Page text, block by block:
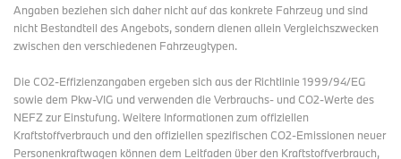
Angaben beziehen sich daher nicht auf das konkrete Fahrzeug und sind
nicht Bestandteil des Angebots, sondern dienen allein Vergleichszwecken
zwischen den verschiedenen Fahrzeugtypen.
Die CO2-Effizienzangaben ergeben sich aus der Richtlinie 1999/94/EG
sowie dem Pkw-VIG und verwenden die Verbrauchs- und CO2-Werte des
NEFZ zur Einstufung. Weitere Informationen zum offiziellen
Kraftstoffverbrauch und den offiziellen spezifischen CO2-Emissionen neuer
Personenkraftwagen können dem Leitfaden über den Kraftstoffverbrauch,